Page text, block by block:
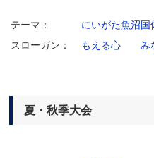
テーマ：
にいがた魚沼国
スローガン：
もえる心 み
夏・秋季大会